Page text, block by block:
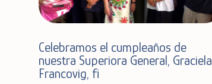
Celebramos el cumpleaños de
nuestra Superiora General, Graciela
Francovig, fi